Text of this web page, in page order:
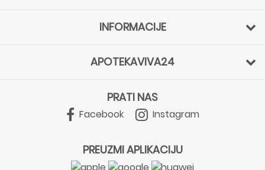
INFORMACIJE
APOTEKAVIVA24
PRATI NAS
Facebook Instagram
PREUZMI APLIKACIJU